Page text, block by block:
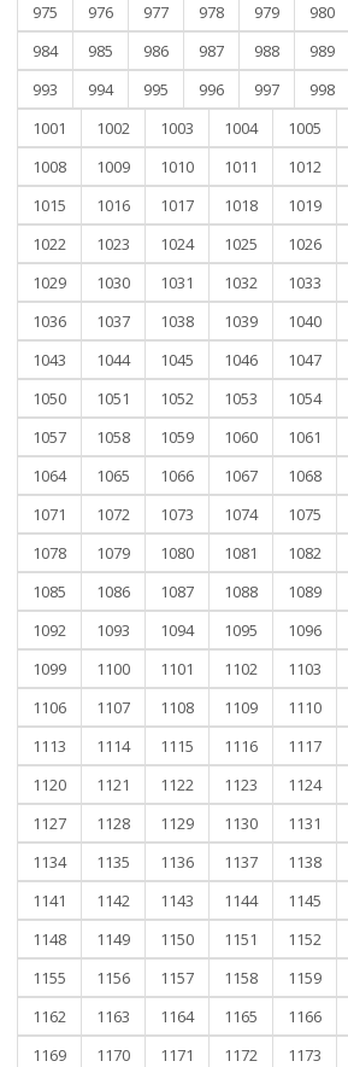
975
976 977 978 979 980
984
985 986 987 988 989
993
994 995 996 997 998
1001
1002 1003 1004 1005
1008
1009 1010 1011 1012
1015
1016 1017 1018 1019
1022
1023 1024 1025 1026
1029
1030 1031 1032 1033
1036
1037 1038 1039 1040
1043
1044 1045 1046 1047
1050
1051 1052 1053 1054
1057
1058 1059 1060 1061
1064
1065 1066 1067 1068
1071
1072 1073 1074 1075
1078
1079 1080 1081 1082
1085
1086 1087 1088 1089
1092
1093 1094 1095 1096
1099
1100 1101 1102 1103
1106
1107 1108 1109 1110
1113
1114 1115 1116 1117
1120
1121 1122 1123 1124
1127
1128 1129 1130 1131
1134
1135 1136 1137 1138
1141
1142 1143 1144 1145
1148
1149 1150 1151 1152
1155
1156 1157 1158 1159
1162
1163 1164 1165 1166
1169
1170 1171 1172 1173